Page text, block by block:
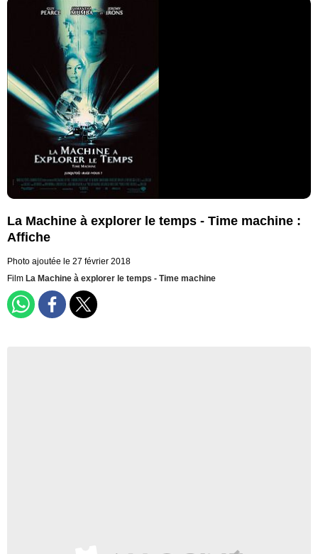
La Machine à explorer le temps - Time machine :
Affiche
Photo ajoutée le 27 février 2018
Film La Machine à explorer le temps - Time machine